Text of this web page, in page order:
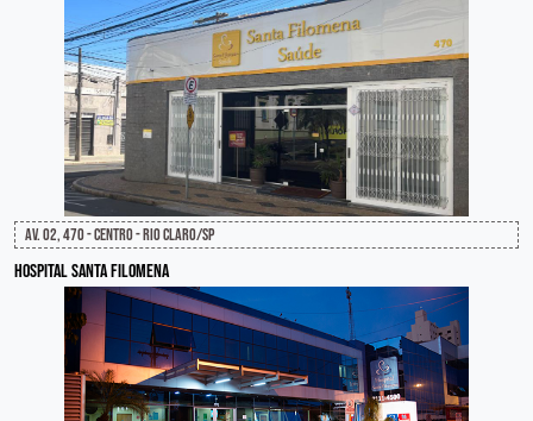
Av. 02, 470 - Centro - Rio Claro/SP
Hospital Santa Filomena